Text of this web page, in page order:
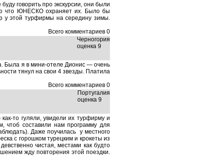
говорить про экскурсии, они были
что ЮНЕСКО охраняет их. Было бы
у этой турфирмы на середину зимы.
Всего комментариев 0
Черногория
оценка 9
Была я в мини-отеле Дионис — очень
тянул на свои 4 звезды. Платила
Всего комментариев 0
Португалия
оценка 9
то гуляли, увидели их турфирму и
чтоб составили нам программу для
Даже поучилась у местного
с горошком турецким и крокеты из
чистая, местами как будто
жду повторения этой поездки.